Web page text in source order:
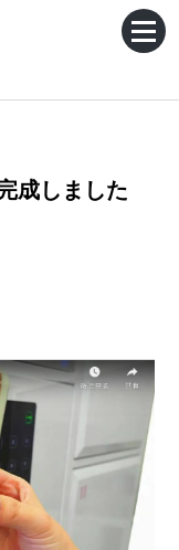
成しました